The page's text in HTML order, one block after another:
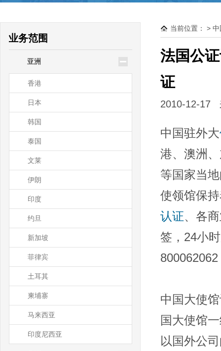
新西兰
瑙鲁
业务范围
亚洲
香港
日本
韩国
泰国
文莱
伊朗
印度
约旦
新加坡
菲律宾
土耳其
柬埔寨
马来西亚
印度尼西亚
当前位置： > 中
法国公
证
2010-12-17
中国驻外大
港、澳洲
等国家当
使领馆保
认证、各
签，24小
中国大使
国大使馆
以国外公